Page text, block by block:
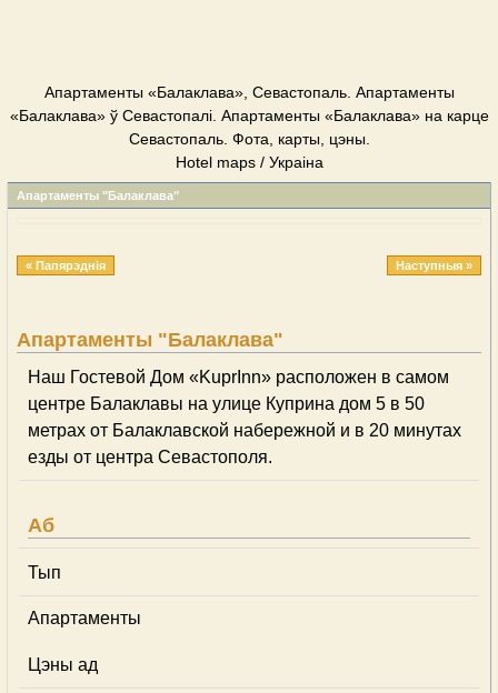
Апартаменты «Балаклава», Севастопаль. Апартаменты
«Балаклава» ў Севастопалі. Апартаменты «Балаклава» на карце
Севастопаль. Фота, карты, цэны.
Hotel maps / Украіна
Апартаменты "Балаклава"
« Папярэднія Наступныя »
Апартаменты "Балаклава"
Наш Гостевой Дом «KuprInn» расположен в самом
центре Балаклавы на улице Куприна дом 5 в 50
метрах от Балаклавской набережной и в 20 минутах
езды от центра Севастополя.
Аб
Тып
Апартаменты
Цэны ад